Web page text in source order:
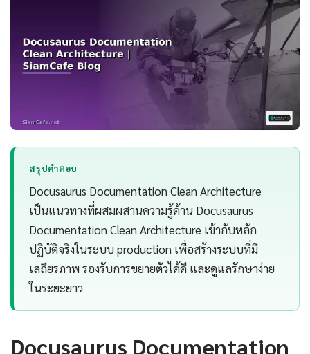
สรุปคำตอบ
Docusaurus Documentation Clean Architecture
เป็นแนวทางที่ผสมผสานความรู้ด้าน Docusaurus
Documentation Clean Architecture เข้ากับหลัก
ปฏิบัติจริงในระบบ production เพื่อสร้างระบบที่มี
เสถียรภาพ รองรับการขยายตัวได้ดี และดูแลรักษาง่าย
ในระยะยาว
Docusaurus Documentation